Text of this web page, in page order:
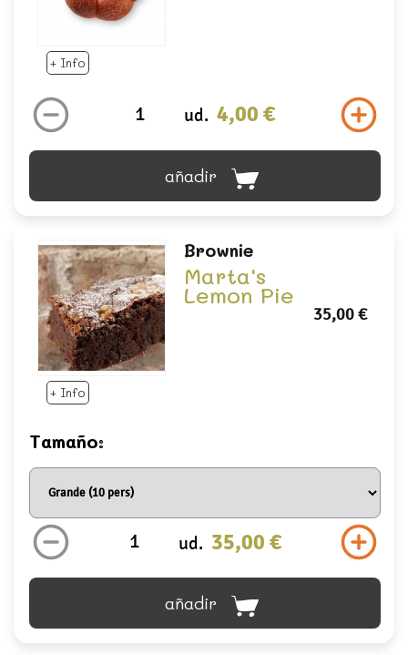
+ Info
ud. 4,00 €
añadir
+ Info
Brownie
Marta's
Lemon Pie
35,00 €
Tamaño:
ud. 35,00 €
añadir